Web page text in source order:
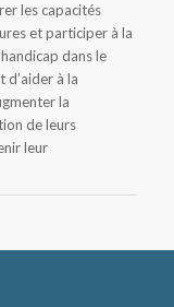
les capacités
et participer à la
dans le
à la
la
de leurs
leur